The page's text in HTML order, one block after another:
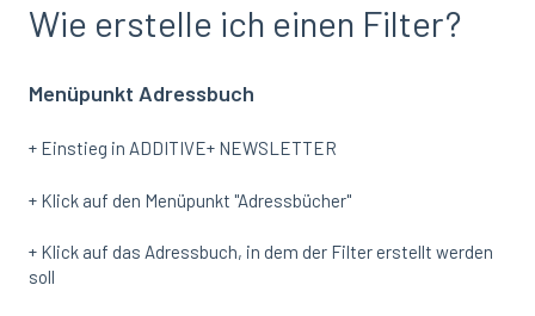
Wie erstelle ich einen Filter?
Menüpunkt Adressbuch
+ Einstieg in ADDITIVE+ NEWSLETTER
+ Klick auf den Menüpunkt "Adressbücher"
+ Klick auf das Adressbuch, in dem der Filter erstellt werden
soll